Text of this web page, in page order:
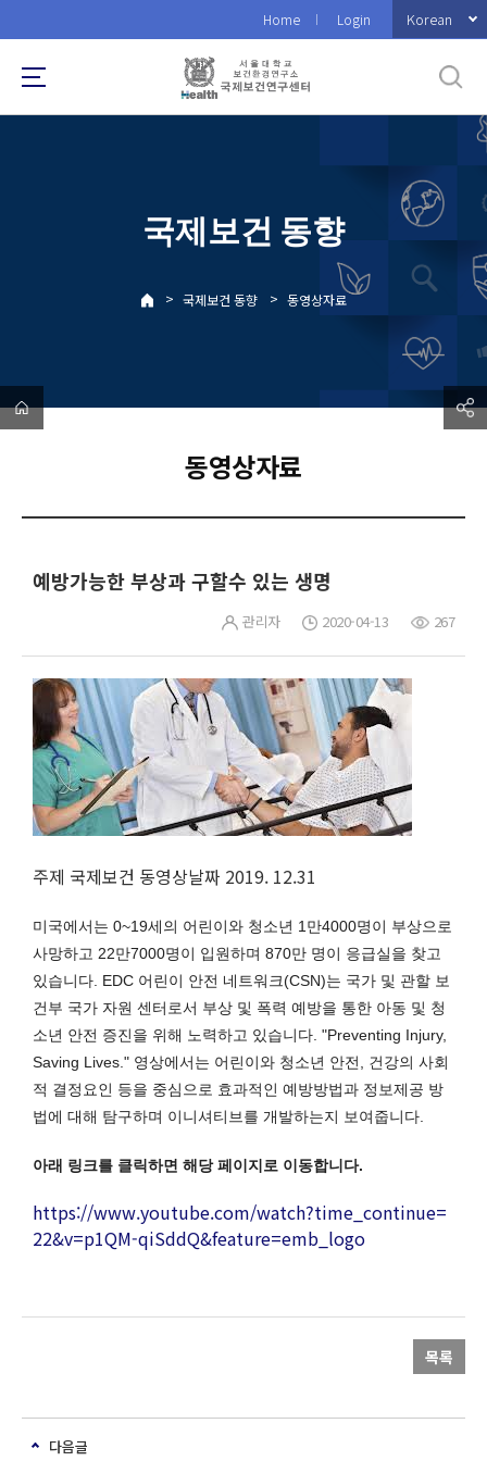
로
메
Home Login Korean
국제보건 동향
> 국제보건 동향 > 동영상자료
동영상자료
예방가능한 부상과 구할수 있는 생명
관리자 2020-04-13 267
주제 국제보건 동영상날짜 2019. 12.31
미국에서는 0~19세의 어린이와 청소년 1만4000명이 부상으로
사망하고 22만7000명이 입원하며 870만 명이 응급실을 찾고
있습니다. EDC 어린이 안전 네트워크(CSN)는 국가 및 관할 보
건부 국가 자원 센터로서 부상 및 폭력 예방을 통한 아동 및 청
소년 안전 증진을 위해 노력하고 있습니다. "Preventing Injury,
Saving Lives." 영상에서는 어린이와 청소년 안전, 건강의 사회
적 결정요인 등을 중심으로 효과적인 예방방법과 정보제공 방
법에 대해 탐구하며 이니셔티브를 개발하는지 보여줍니다.
아래 링크를 클릭하면 해당 페이지로 이동합니다.
https://www.youtube.com/watch?time_continue=
22&v=p1QM-qiSddQ&feature=emb_logo
목록
다음글